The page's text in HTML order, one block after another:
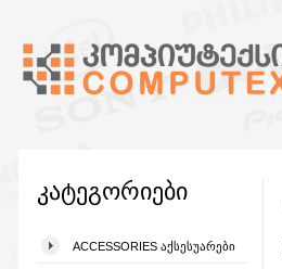
კატეგორიები
ACCESSORIES ᲐᲥᲡᲔᲡᲣᲐᲠᲔᲑᲘ